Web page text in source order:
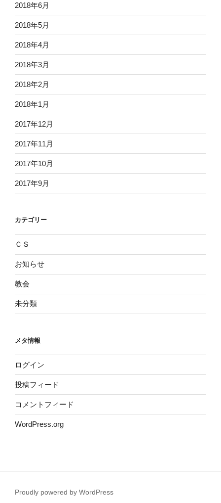
2018年6月
2018年5月
2018年4月
2018年3月
2018年2月
2018年1月
2017年12月
2017年11月
2017年10月
2017年9月
カテゴリー
ＣＳ
お知らせ
教会
未分類
メタ情報
ログイン
投稿フィード
コメントフィード
WordPress.org
Proudly powered by WordPress